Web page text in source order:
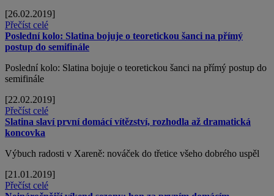
[26.02.2019]
Přečíst celé
Poslední kolo: Slatina bojuje o teoretickou šanci na přímý
postup do semifinále
Poslední kolo: Slatina bojuje o teoretickou šanci na přímý postup do
semifinále
[22.02.2019]
Přečíst celé
Slatina slaví první domácí vítězství, rozhodla až dramatická
koncovka
Výbuch radosti v Xareně: nováček do třetice všeho dobrého uspěl
[21.01.2019]
Přečíst celé